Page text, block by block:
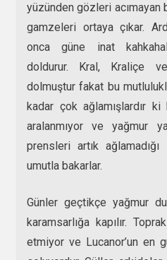
yüzünden gözleri
gamzeleri ortaya çıkar.
onca güne inat
doldurur. Kral, Kraliçe
dolmuştur fakat bu
kadar çok ağlamışlardır
aralanmıyor ve yağmur
prensleri artık
umutla bakarlar.
Günler geçtikçe yağmur
karamsarlığa kapılır.
etmiyor ve Lucanor’un en